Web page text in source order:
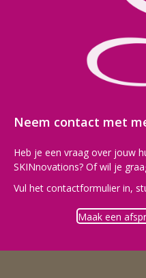
Neem contact met
Heb je een vraag over jouw
SKINnovations? Of wil je
Vul het contactformulier in,
Maak een